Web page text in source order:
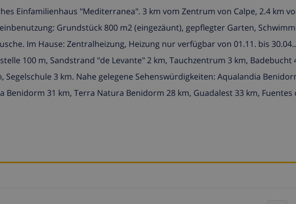
Einfamilienhaus "Mediterranea". 3 km vom Zentrum von Calpe, 2.4 km
Grundstück 800 m2 (eingezäunt), gepflegter Garten,
Im Hause: Zentralheizung, Heizung nur verfügbar von 01.11. bis
100 m, Sandstrand "de Levante" 2 km, Tauchzentrum 3 km, Badebucht
Segelschule 3 km. Nahe gelegene Sehenswürdigkeiten: Aqualandia
31 km, Terra Natura Benidorm 28 km, Guadalest 33 km, Fuentes